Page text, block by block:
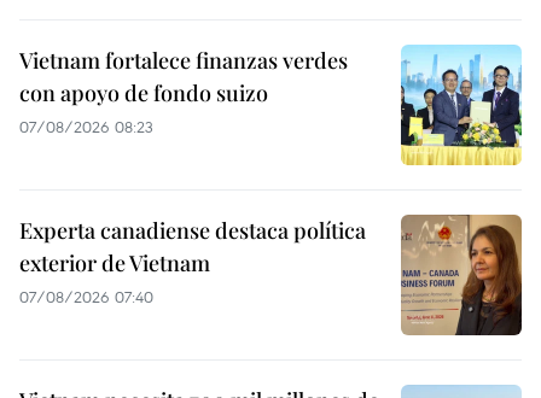
Vietnam fortalece finanzas verdes
con apoyo de fondo suizo
07/08/2026 08:23
Experta canadiense destaca política
exterior de Vietnam
07/08/2026 07:40